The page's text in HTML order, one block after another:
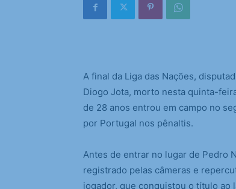
A final da Liga das Nações,
Diogo Jota, morto nesta quinta-
de 28 anos entrou em campo no
por Portugal nos pênaltis.
Antes de entrar no lugar de Pedro
registrado pelas câmeras e
jogador, que conquistou o título ao